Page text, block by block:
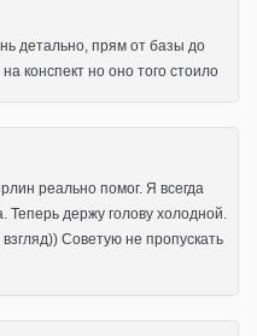
детально, прям от базы до
конспект но оно того стоило
реально помог. Я всегда
Теперь держу голову холодной.
Советую не пропускать